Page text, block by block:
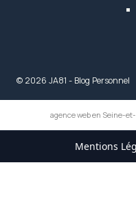
© 2026 JA81 - Blog Personnel
agence web en Seine-
Mentions